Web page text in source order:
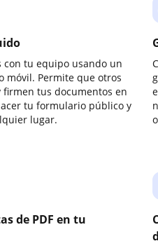
con tu equipo usando un
móvil. Permite que otros
tus documentos en
tu formulario público y
lugar.
de PDF en tu